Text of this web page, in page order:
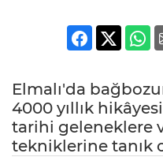
Elmalı'da
4000 yıllık
tarihi geleneklere
tekniklerine tanık